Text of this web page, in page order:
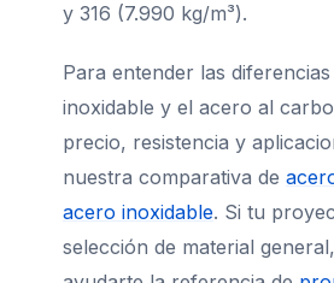
y 316 (7.990 kg/m³).
Para entender las
inoxidable y el acero al
precio, resistencia y
nuestra comparativa de
acero inoxidable. Si tu
selección de material